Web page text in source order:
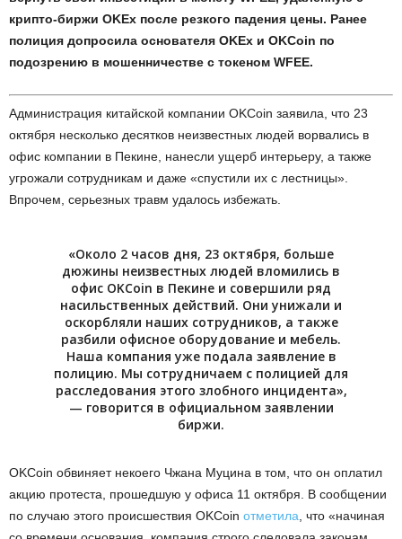
крипто-биржи OKEx после резкого падения цены. Ранее
полиция допросила основателя OKEx и OKCoin по
подозрению в мошенничестве с токеном WFEE.
Администрация китайской компании OKCoin заявила, что 23
октября несколько десятков неизвестных людей ворвались в
офис компании в Пекине, нанесли ущерб интерьеру, а также
угрожали сотрудникам и даже «спустили их с лестницы».
Впрочем, серьезных травм удалось избежать.
«Около 2 часов дня, 23 октября, больше
дюжины неизвестных людей вломились в
офис OKCoin в Пекине и совершили ряд
насильственных действий. Они унижали и
оскорбляли наших сотрудников, а также
разбили офисное оборудование и мебель.
Наша компания уже подала заявление в
полицию. Мы сотрудничаем с полицией для
расследования этого злобного инцидента»,
— говорится в официальном заявлении
биржи.
OKCoin обвиняет некоего Чжана Муцина в том, что он оплатил
акцию протеста, прошедшую у офиса 11 октября. В сообщении
по случаю этого происшествия OKCoin отметила , что «начиная